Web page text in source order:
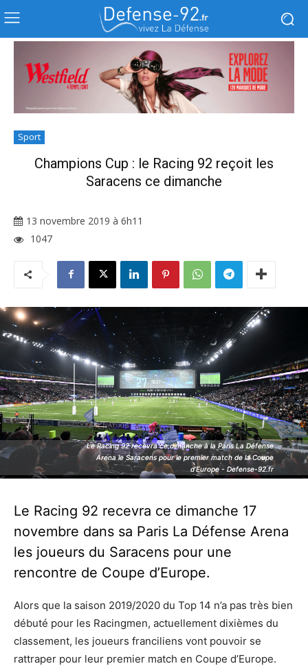
Sport
Champions Cup : le Racing 92 reçoit les
Saracens ce dimanche
13 novembre 2019 à 6h11
1047
Le Racing 92 recevra ce dimanche à la Paris La Défense
Arena le Saracens pour le premier match de la Coupe
d’Europe - Defense-92.fr
Le Racing 92 recevra ce dimanche à la Paris La Défense
Arena le Saracens pour le premier match de la Coupe
d’Europe - Defense-92.fr
Le Racing 92 recevra ce dimanche 17
novembre dans sa Paris La Défense Arena
les joueurs du Saracens pour une
rencontre de Coupe d’Europe.
Alors que la saison 2019/2020 du Top 14 n’a pas très bien
débuté pour les Racingmen, actuellement dixièmes du
classement, les joueurs franciliens vont pouvoir se
rattraper pour leur premier match en Coupe d’Europe.